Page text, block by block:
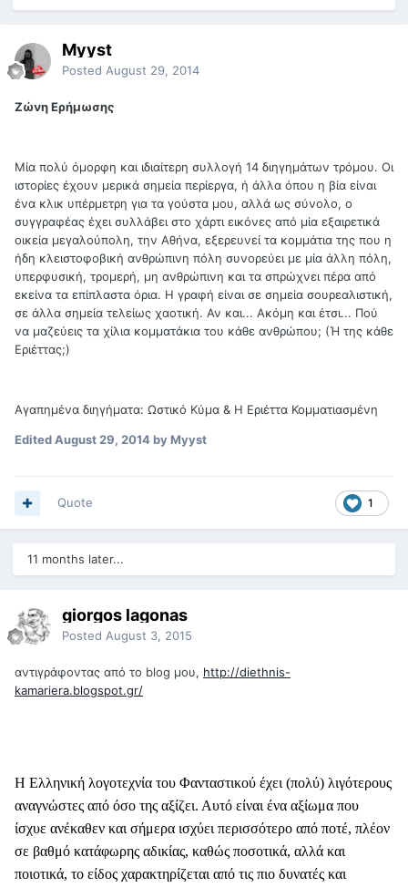
Myyst
Posted August 29, 2014
Ζώνη Ερήμωσης
Μία πολύ όμορφη και ιδιαίτερη συλλογή 14 διηγημάτων τρόμου. Οι
ιστορίες έχουν μερικά σημεία περίεργα, ή άλλα όπου η βία είναι
ένα κλικ υπέρμετρη για τα γούστα μου, αλλά ως σύνολο, ο
συγγραφέας έχει συλλάβει στο χάρτι εικόνες από μία εξαιρετικά
οικεία μεγαλούπολη, την Αθήνα, εξερευνεί τα κομμάτια της που η
ήδη κλειστοφοβική ανθρώπινη πόλη συνορεύει με μία άλλη πόλη,
υπερφυσική, τρομερή, μη ανθρώπινη και τα σπρώχνει πέρα από
εκείνα τα επίπλαστα όρια. Η γραφή είναι σε σημεία σουρεαλιστική,
σε άλλα σημεία τελείως χαοτική. Αν και... Ακόμη και έτσι... Πού
να μαζεύεις τα χίλια κομματάκια του κάθε ανθρώπου; (Ή της κάθε
Εριέττας;)
Αγαπημένα διηγήματα: Ωστικό Κύμα & Η Εριέττα Κομματιασμένη
EditedAugust 29, 2014by Myyst
1
Quote
11 months later...
giorgos lagonas
Posted August 3, 2015
αντιγράφοντας από το blog μου, http://diethnis-
kamariera.blogspot.gr/
Η Ελληνική λογοτεχνία του Φανταστικού έχει (πολύ) λιγότερους
αναγνώστες από όσο της αξίζει. Αυτό είναι ένα αξίωμα που
ίσχυε ανέκαθεν και σήμερα ισχύει περισσότερο από ποτέ, πλέον
σε βαθμό κατάφωρης αδικίας, καθώς ποσοτικά, αλλά και
ποιοτικά, το είδος χαρακτηρίζεται από τις πιο δυνατές και